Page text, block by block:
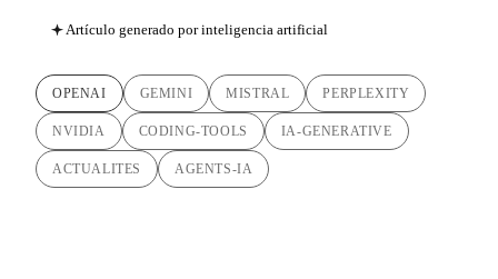
Artículo generado por inteligencia artificial
OPENAI GEMINI MISTRAL PERPLEXITY
NVIDIA CODING-TOOLS IA-GENERATIVE
ACTUALITES AGENTS-IA